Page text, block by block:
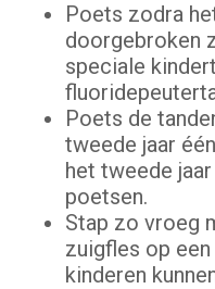
Poets zodra
doorgebroken
speciale
Poets de
tweede jaar
het tweede
poetsen.
Stap zo vroeg
zuigfles op
kinderen